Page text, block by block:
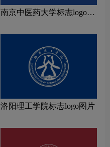
南京中医药大学标志logo图
洛阳理工学院标志logo图片